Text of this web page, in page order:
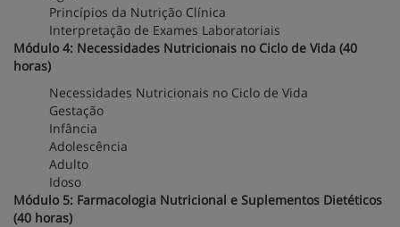
Princípios da Nutrição Clínica
Interpretação de Exames Laboratoriais
Módulo 4: Necessidades Nutricionais no Ciclo de Vida (40
horas)
Necessidades Nutricionais no Ciclo de Vida
Gestação
Infância
Adolescência
Adulto
Idoso
Módulo 5: Farmacologia Nutricional e Suplementos Dietéticos
(40 horas)